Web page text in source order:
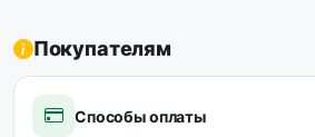
Покупателям
Способы оплаты